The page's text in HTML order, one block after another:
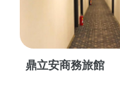
鼎立安商務旅館